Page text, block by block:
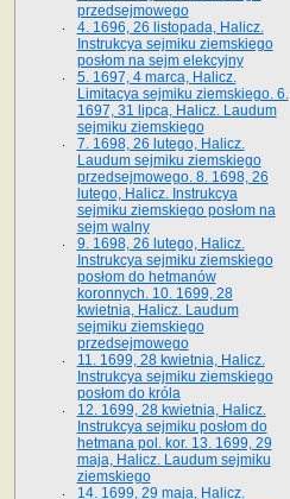
przedsejmowego
4. 1696, 26 listopada, Halicz.
Instrukcya sejmiku ziemskiego
posłom na sejm elekcyjny
5. 1697, 4 marca, Halicz.
Limitacya sejmiku ziemskiego. 6.
1697, 31 lipca, Halicz. Laudum
sejmiku ziemskiego
7. 1698, 26 lutego, Halicz.
Laudum sejmiku ziemskiego
przedsejmowego. 8. 1698, 26
lutego, Halicz. Instrukcya
sejmiku ziemskiego posłom na
sejm walny
9. 1698, 26 lutego, Halicz.
Instrukcya sejmiku ziemskiego
posłom do hetmanów
koronnych. 10. 1699, 28
kwietnia, Halicz. Laudum
sejmiku ziemskiego
przedsejmowego
11. 1699, 28 kwietnia, Halicz.
Instrukcya sejmiku ziemskiego
posłom do króla
12. 1699, 28 kwietnia, Halicz.
Instrukcya sejmiku posłom do
hetmana pol. kor. 13. 1699, 29
maja, Halicz. Laudum sejmiku
ziemskiego
14. 1699, 29 maja, Halicz.